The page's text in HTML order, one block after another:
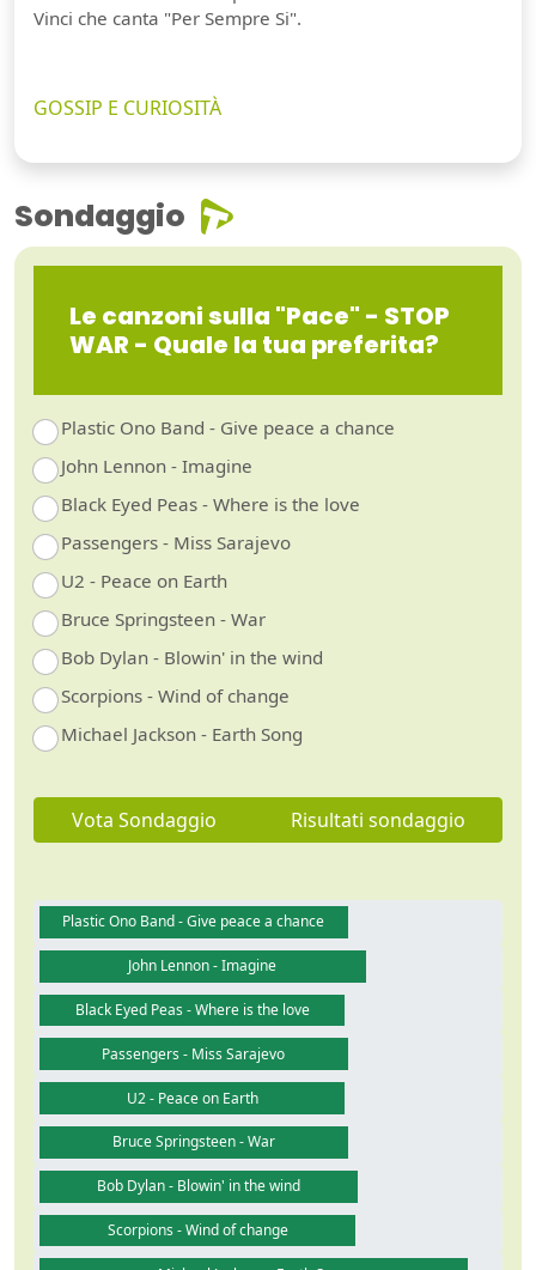
Vinci che canta "Per Sempre Si".
GOSSIP E CURIOSITÀ
Sondaggio
Le canzoni sulla "Pace" - STOP
WAR - Quale la tua preferita?
Plastic Ono Band - Give peace a chance
John Lennon - Imagine
Black Eyed Peas - Where is the love
Passengers - Miss Sarajevo
U2 - Peace on Earth
Bruce Springsteen - War
Bob Dylan - Blowin' in the wind
Scorpions - Wind of change
Michael Jackson - Earth Song
Vota Sondaggio Risultati sondaggio
Plastic Ono Band - Give peace a chance
John Lennon - Imagine
Black Eyed Peas - Where is the love
Passengers - Miss Sarajevo
U2 - Peace on Earth
Bruce Springsteen - War
Bob Dylan - Blowin' in the wind
Scorpions - Wind of change